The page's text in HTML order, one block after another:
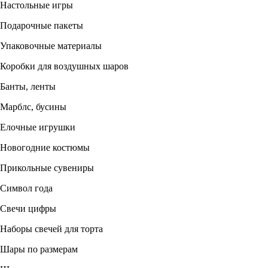
Настольные игры
Подарочные пакеты
Упаковочные материалы
Коробки для воздушных шаров
Банты, ленты
Марблс, бусины
Елочные игрушки
Новогодние костюмы
Прикольные сувениры
Символ года
Свечи цифры
Наборы свечей для торта
Шары по размерам